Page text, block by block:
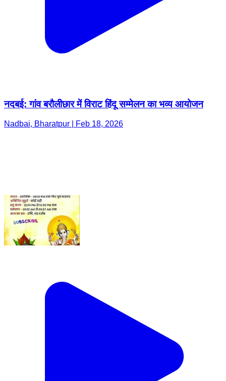
नदबई: गांव बरौलीछार में विराट हिंदू सम्मेलन का भव्य आयोजन
Nadbai, Bharatpur | Feb 18, 2026